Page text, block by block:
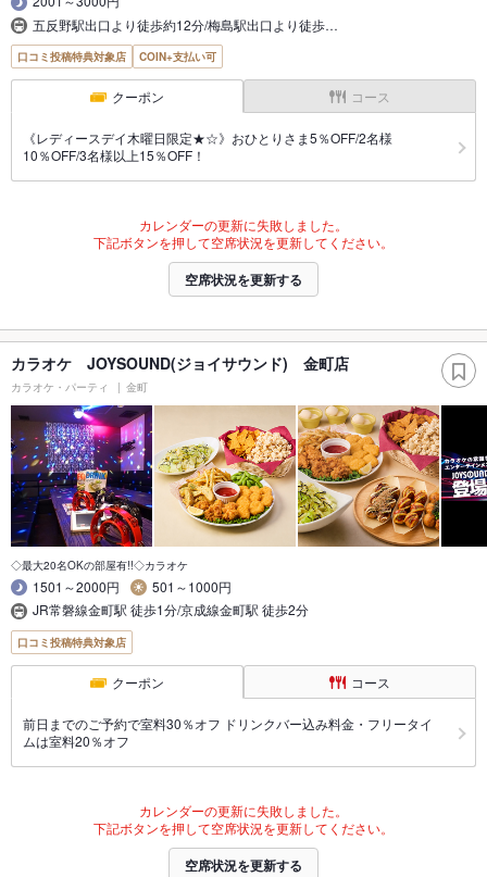
五反野駅出口より徒歩約12分/梅島駅出口より徒歩…
口コミ投稿特典対象店 COIN+支払い可
クーポン コース
《レディースデイ木曜日限定★☆》おひとりさま5％OFF/2名様
10％OFF/3名様以上15％OFF！
カレンダーの更新に失敗しました。
下記ボタンを押して空席状況を更新してください。
空席状況を更新する
カラオケ JOYSOUND(ジョイサウンド) 金町店
カラオケ・パーティ 金町
◇最大20名OKの部屋有!!◇カラオケ
1501～2000円
501～1000円
JR常磐線金町駅 徒歩1分/京成線金町駅 徒歩2分
口コミ投稿特典対象店
クーポン コース
前日までのご予約で室料30％オフ ドリンクバー込み料金・フリータイ
ムは室料20％オフ
カレンダーの更新に失敗しました。
下記ボタンを押して空席状況を更新してください。
空席状況を更新する